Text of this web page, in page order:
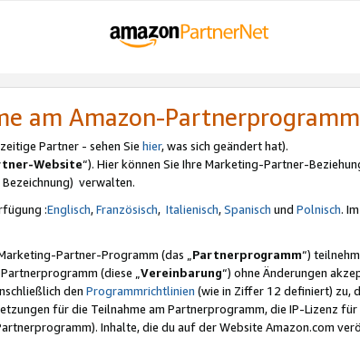
am Amazon-Partnerprogramm
Partner - sehen Sie hier, was sich geändert hat).
Website“). Hier können Sie Ihre Marketing-Partner-
Bezeichnung) verwalten.
:Englisch,Französisch, Italienisch,Spanisch und Polnisch.
Partner-Programm (das „Partnerprogramm“)
(diese „Vereinbarung“) ohne Änderungen
den Programmrichtlinien (wie in Ziffer 12 definiert) zu,
für die Teilnahme am Partnerprogramm, die IP-Lizenz
Inhalte, die du auf der Website Amazon.com